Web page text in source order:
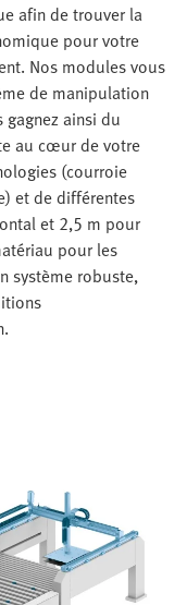
afin de trouver la
pour votre
Nos modules vous
de manipulation
ainsi du
au cœur de votre
(courroie
et de différentes
et 2,5 m pour
pour les
système robuste,